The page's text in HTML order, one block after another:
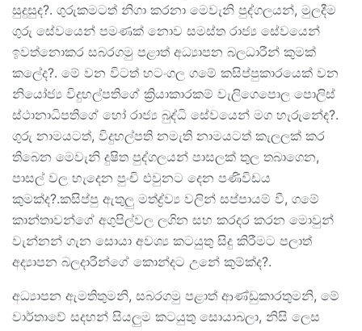
සුදුසුද?. ගුරුකමටත් නිගා කරනා මෙවැනි පුද්ගලයන්, මුලදීම
ගුරු සේවයෙන් පමණක් නොව සමස්ත රාජ්‍ය සේවයෙන්
ඉවත්නොකර සබරගමු පළාත් අධ්‍යාපන බලධාරීන් කුමක්
කලේද?. මේ වන විටත් හටංගල ගමේ කසිප්පුකාරයෙක් වන
නියෝජ්‍ය විදුහල්පතිගේ ක්‍රියාකාරකම් වැලිගෙපොල පොලිස්
ස්ථානාධිපතිගේ හෝ රාජ්‍ය බුද්ධි සේවයෙන් මග හැරුනේද?.
ගුරු නාමයටත්, විදුහල්පති නමැති නාමයටත් කැලලක් කර
තිබෙන මෙවැනි දුෂිත පුද්ගලයන් පාසලක් තුල තබාගෙන,
පාසල් වල හැදෙන පුංචි එවුනට දෙන පණිවිඩය
කුමක්ද?.කසිප්පු ඇතුලු මත්ද්‍ර්ව්‍ය වලින් සප්පායම් වී, ගමේ
කාන්තාවන්ගේ අගුපිල්වල ලගින සහ කරදර කරන මොවුන්
වැන්නන් ගැන සොයා අවශ්‍ය කටයුතු සිදු කිරීමට පලාත්
අද්‍යාපන බලදාරීන්ගේ කොන්දට උනේ කුම්ක්ද?.
අධ්‍යාපන ඇමතිතුමනි, සබරගමු පළාත් ආණ්ඩුකාරතුමනි, මේ
වාර්තාවේ සදහන් සියලුම කටයුතු සොයාබලා, නිසි ලෙස